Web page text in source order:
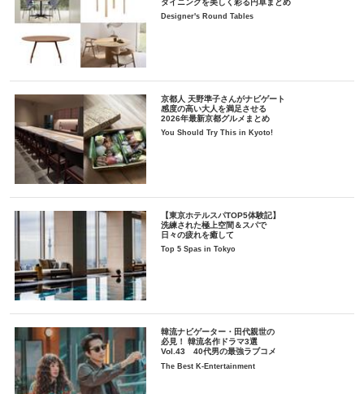
ダイニングを美しく彩る円卓まとめ
Designer's Round Tables
京都人 天野準子さんがナビゲート
感度の高い大人を満足させる
2026年最新京都グルメまとめ
You Should Try This in Kyoto!
【東京ホテルスパTOP5体験記】
洗練された極上空間＆スパで
日々の疲れを癒して
Top 5 Spas in Tokyo
韓流ナビゲーター・田代親世の
必見！ 韓流名作ドラマ3選
Vol.43 40代男の最強ラブコメ
The Best K-Entertainment